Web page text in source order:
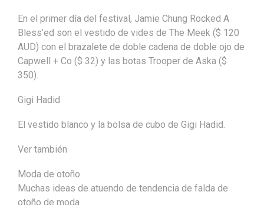
En el primer día del festival, Jamie Chung Rocked A
Bless’ed son el vestido de vides de The Meek ($ 120
AUD) con el brazalete de doble cadena de doble ojo de
Capwell + Co ($ 32) y las botas Trooper de Aska ($
350).
Gigi Hadid
El vestido blanco y la bolsa de cubo de Gigi Hadid.
Ver también
Moda de otoño
Muchas ideas de atuendo de tendencia de falda de
otoño de moda